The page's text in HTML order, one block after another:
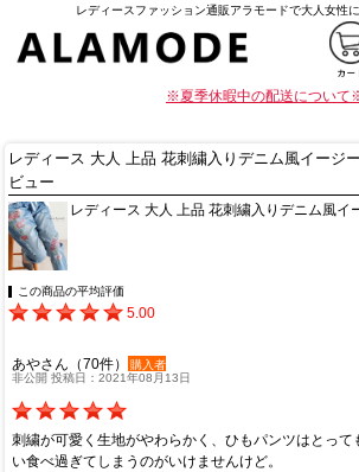
レディースファッション通販アラモードで大人女性
※夏季休暇中の配送について
レディース 大人 上品 花刺繍入りデニム風イージ
ビュー
レディース 大人 上品 花刺繍入りデニム風
この商品の平均評価
5.00
あやさん（70件）
購入者
非公開 投稿日：2021年08月13日
刺繍が可愛く生地がやわらかく、ひもパンツはとって
い食べ過ぎてしまうのがいけませんけど。